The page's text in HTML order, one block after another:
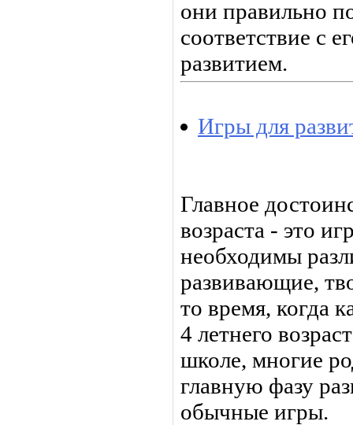
они правильно
соответствие с
развитием.
Игры для
Главное
возраста - это
необходимы
развивающие,
то время, когда
4 летнего
школе, многие
главную фазу
обычные игры.